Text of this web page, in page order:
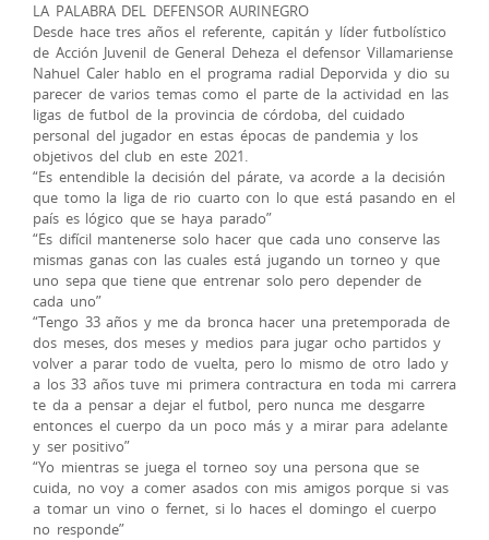
LA PALABRA DEL DEFENSOR AURINEGRO
Desde hace tres años el referente, capitán y líder futbolístico
de Acción Juvenil de General Deheza el defensor Villamariense
Nahuel Caler hablo en el programa radial Deporvida y dio su
parecer de varios temas como el parte de la actividad en las
ligas de futbol de la provincia de córdoba, del cuidado
personal del jugador en estas épocas de pandemia y los
objetivos del club en este 2021.
“Es entendible la decisión del párate, va acorde a la decisión
que tomo la liga de rio cuarto con lo que está pasando en el
país es lógico que se haya parado”
“Es difícil mantenerse solo hacer que cada uno conserve las
mismas ganas con las cuales está jugando un torneo y que
uno sepa que tiene que entrenar solo pero depender de
cada uno”
“Tengo 33 años y me da bronca hacer una pretemporada de
dos meses, dos meses y medios para jugar ocho partidos y
volver a parar todo de vuelta, pero lo mismo de otro lado y
a los 33 años tuve mi primera contractura en toda mi carrera
te da a pensar a dejar el futbol, pero nunca me desgarre
entonces el cuerpo da un poco más y a mirar para adelante
y ser positivo”
“Yo mientras se juega el torneo soy una persona que se
cuida, no voy a comer asados con mis amigos porque si vas
a tomar un vino o fernet, si lo haces el domingo el cuerpo
no responde”